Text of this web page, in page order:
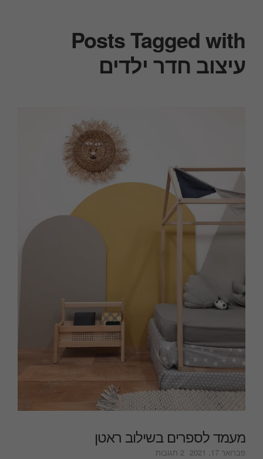
Posts Tagged with
עיצוב חדר ילדים
מעמד לספרים בשילוב ראטן
פברואר 17, 2021 2 תגובות